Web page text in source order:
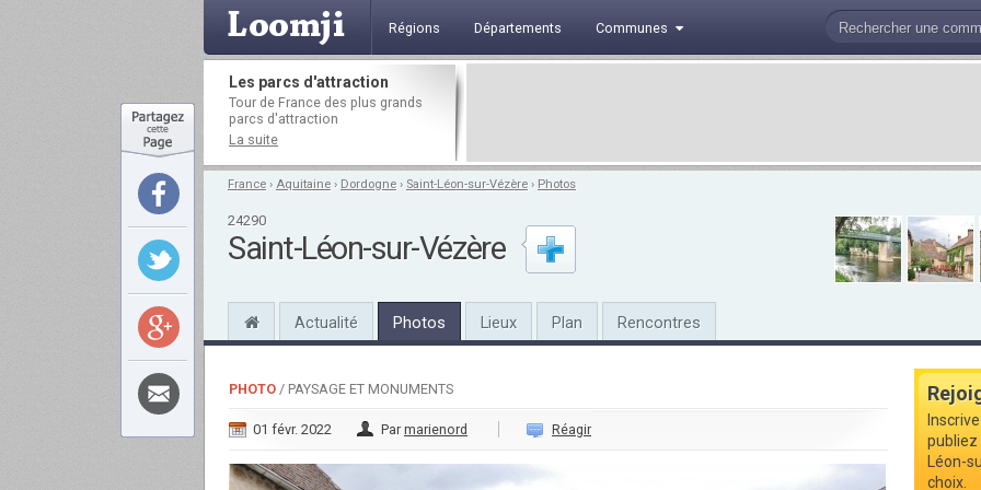
Régions Départements Communes
Les parcs d'attraction
Tour de France des plus grands
parcs d'attraction
La suite
France › Aquitaine › Dordogne › Saint-Léon-sur-Vézère › Photos
24290
Saint-Léon-sur-Vézère
Actualité Photos Lieux Plan Rencontres
PHOTO / PAYSAGE ET MONUMENTS
01 févr. 2022 Par marienord Réagir
publiez
Léon-
choix.